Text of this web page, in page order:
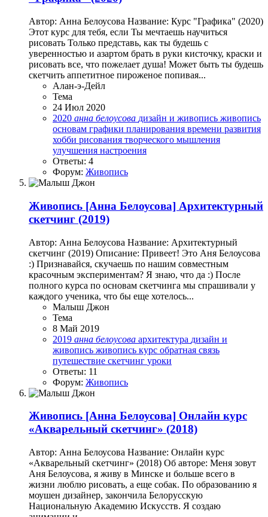
Автор: Анна Белоусова Название: Курс "Графика" (2020)
Этот курс для тебя, если Ты мечтаешь научиться
рисовать Только представь, как ты будешь с
уверенностью и азартом брать в руки кисточку, краски и
рисовать все, что пожелает душа! Может быть ты будешь
скетчить аппетитное пироженое попивая...
Алан-э-Дейл
Тема
24 Июл 2020
2020 анна белоусова дизайн и живопись живопись
основам графики планирования времени развития
хобби рисования творческого мышления
улучшения настроения
Ответы: 4
Форум: Живопись
Живопись [Анна Белоусова] Архитектурный
скетчинг (2019)
Автор: Анна Белоусова Название: Архитектурный
скетчинг (2019) Описание: Привеет! Это Аня Белоусова
:) Признавайся, скучаешь по нашим совместным
красочным экспериментам? Я знаю, что да :) После
полного курса по основам скетчинга мы спрашивали у
каждого ученика, что бы еще хотелось...
Малыш Джон
Тема
8 Май 2019
2019 анна белоусова архитектура дизайн и
живопись живопись курс обратная связь
путешествие скетчинг уроки
Ответы: 11
Форум: Живопись
Живопись [Анна Белоусова] Онлайн курс
«Акварельный скетчинг» (2018)
Автор: Анна Белоусова Название: Онлайн курс
«Акварельный скетчинг» (2018) Об авторе: Меня зовут
Аня Белоусова, я живу в Минске и больше всего в
жизни люблю рисовать, а еще собак. По образованию я
моушен дизайнер, закончила Белорусскую
Национальную Академию Искусств. Я создаю